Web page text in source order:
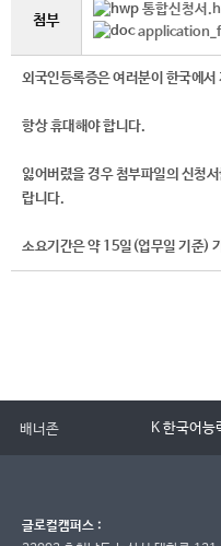
첨부
통합신청서
외국인등록증은 여러분이 한국에서
항상 휴대해야 합니다.
잃어버렸을 경우 첨부파일의 신청
랍니다.
소요기간은 약 15일(업무일 기준)
배너존 TOPIK 한국어능력시
글로컬캠퍼스 :